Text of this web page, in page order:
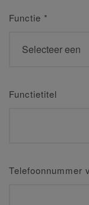
Functie *
Functietitel
Telefoonnummer